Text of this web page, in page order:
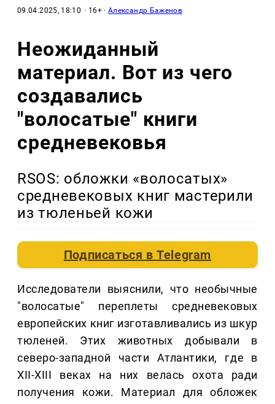
09.04.2025, 18:10 · 16+ ·Александр Баженов
Неожиданный
материал. Вот из чего
создавались
"волосатые" книги
средневековья
RSOS: обложки «волосатых»
средневековых книг мастерили
из тюленьей кожи
Подписаться вTelegram
Исследователи выяснили, что необычные
"волосатые" переплеты средневековых
европейских книг изготавливались из шкур
тюленей. Этих животных добывали в
северо-западной части Атлантики, где в
XII-XIII веках на них велась охота ради
получения кожи. Материал для обложек